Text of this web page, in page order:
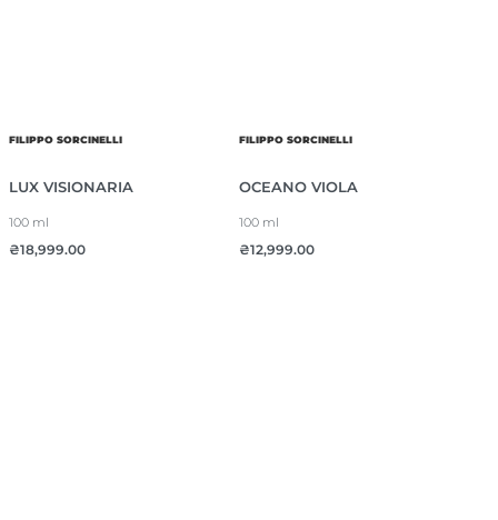
FILIPPO SORCINELLI
LUX VISIONARIA
100 ml
₴18,999.00
FILIPPO SORCINELLI
OCEANO VIOLA
100 ml
₴12,999.00